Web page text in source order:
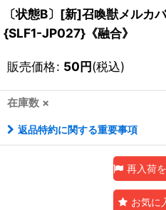
〔状態B〕[新]召喚獣メルカ
{SLF1-JP027}《融合》
販売価格: 50円(税込)
在庫数 ×
返品特約に関する重要事項
再入荷
お気に